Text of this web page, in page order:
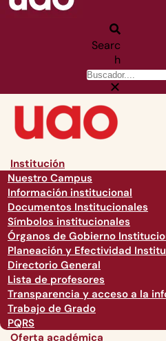
Searc
h
Institución
Nuestro Campus
Información institucional
Documentos Institucionales
Símbolos institucionales
Órganos de Gobierno
Planeación y Efectividad
Directorio General
Lista de profesores
Transparencia y acceso a la
Trabajo de Grado
PQRS
Oferta académica